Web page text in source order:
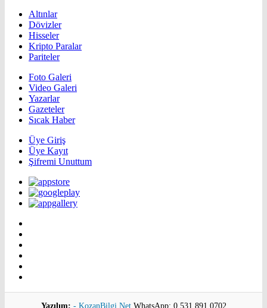
Altınlar
Dövizler
Hisseler
Kripto Paralar
Pariteler
Foto Galeri
Video Galeri
Yazarlar
Gazeteler
Sıcak Haber
Üye Giriş
Üye Kayıt
Şifremi Unuttum
Yazılım: - KozanBilgi.Net WhatsApp: 0 531 891 0702